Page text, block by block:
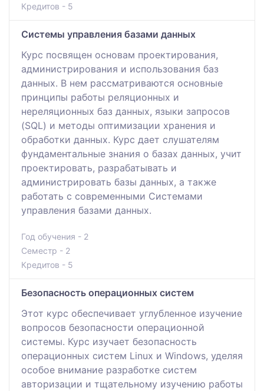
Кредитов - 5
Системы управления базами данных
Курс посвящен основам проектирования,
администрирования и использования баз
данных. В нем рассматриваются основные
принципы работы реляционных и
нереляционных баз данных, языки запросов
(SQL) и методы оптимизации хранения и
обработки данных. Курс дает слушателям
фундаментальные знания о базах данных, учит
проектировать, разрабатывать и
администрировать базы данных, а также
работать с современными Системами
управления базами данных.
Год обучения - 2
Семестр - 2
Кредитов - 5
Безопасность операционных систем
Этот курс обеспечивает углубленное изучение
вопросов безопасности операционной
системы. Курс изучает безопасность
операционных систем Linux и Windows, уделяя
особое внимание разработке систем
авторизации и тщательному изучению работы